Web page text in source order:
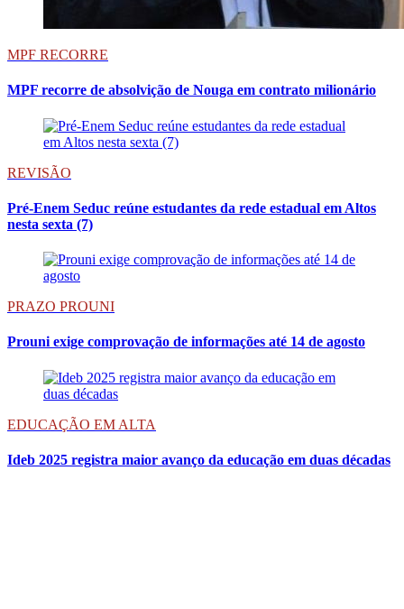
MPF RECORRE
MPF recorre de absolvição de Nouga em contrato milionário
REVISÃO
Pré-Enem Seduc reúne estudantes da rede estadual em Altos
nesta sexta (7)
PRAZO PROUNI
Prouni exige comprovação de informações até 14 de agosto
EDUCAÇÃO EM ALTA
Ideb 2025 registra maior avanço da educação em duas décadas